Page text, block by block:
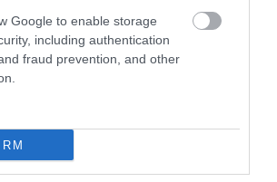
Google to enable storage
including authentication
fraud prevention, and other
TANULJ NÉMETÜL OTTHONRÓL: A
DIGITÁLIS TANULÁS ELŐNYEI